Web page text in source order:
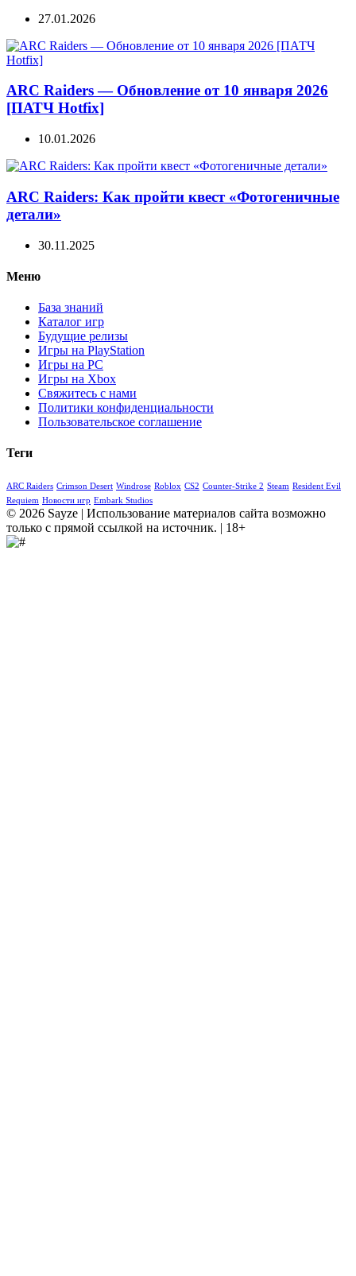
27.01.2026
ARC Raiders — Обновление от 10 января 2026
[ПАТЧ Hotfix]
10.01.2026
ARC Raiders: Как пройти квест «Фотогеничные
детали»
30.11.2025
Меню
База знаний
Каталог игр
Будущие релизы
Игры на PlayStation
Игры на PC
Игры на Xbox
Свяжитесь с нами
Политики конфиденциальности
Пользовательское соглашение
Теги
ARC Raiders Crimson Desert Windrose Roblox CS2 Counter-Strike 2 Steam Resident Evil
Requiem Новости игр Embark Studios
© 2026 Sayze | Использование материалов сайта возможно
только с прямой ссылкой на источник. | 18+